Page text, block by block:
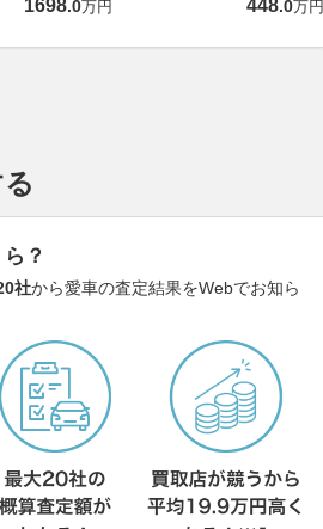
1698.0万円 448.0万円
？
社から愛車の査定結果をWebでお知ら